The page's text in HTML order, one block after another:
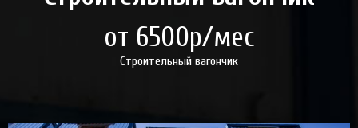
от 6500р/мес
Строительный вагончик